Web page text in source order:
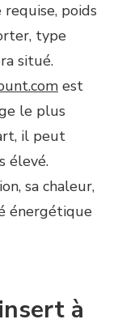
requise, poids
type
situé.
est
le plus
il peut
élevé.
sa chaleur,
énergétique
à